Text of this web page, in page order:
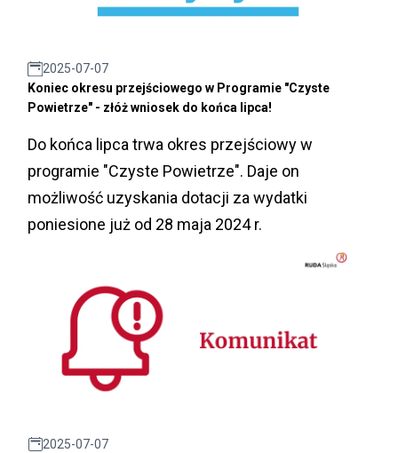
2025-07-07
Koniec okresu przejściowego w Programie "Czyste
Powietrze" - złóż wniosek do końca lipca!
Do końca lipca trwa okres przejściowy w
programie "Czyste Powietrze". Daje on
możliwość uzyskania dotacji za wydatki
poniesione już od 28 maja 2024 r.
2025-07-07